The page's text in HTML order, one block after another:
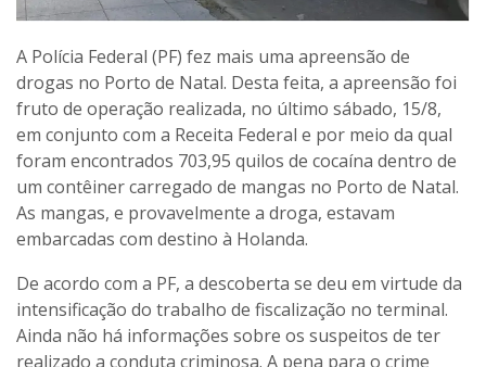
A Polícia Federal (PF) fez mais uma apreensão de
drogas no Porto de Natal. Desta feita, a apreensão foi
fruto de operação realizada, no último sábado, 15/8,
em conjunto com a Receita Federal e por meio da qual
foram encontrados 703,95 quilos de cocaína dentro de
um contêiner carregado de mangas no Porto de Natal.
As mangas, e provavelmente a droga, estavam
embarcadas com destino à Holanda.
De acordo com a PF, a descoberta se deu em virtude da
intensificação do trabalho de fiscalização no terminal.
Ainda não há informações sobre os suspeitos de ter
realizado a conduta criminosa. A pena para o crime